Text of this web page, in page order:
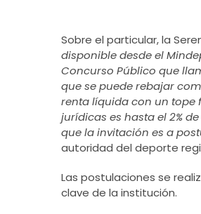
Sobre el particular, la
disponible desde el
Concurso Público que
que se puede rebajar
renta líquida con un tope
jurídicas es hasta el 2%
que la invitación es a
autoridad del deporte
Las postulaciones se
clave de la institución.